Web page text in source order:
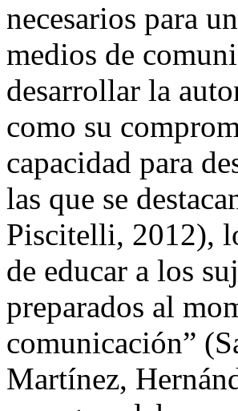
necesarios para
medios de
desarrollar la
como su
capacidad para
las que se
Piscitelli, 2012),
de educar a los
preparados al
comunicación”
Martínez,